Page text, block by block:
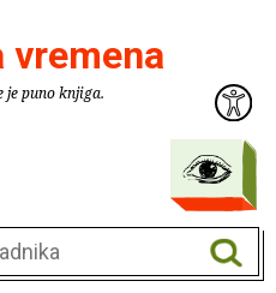
vremena
je puno knjiga.